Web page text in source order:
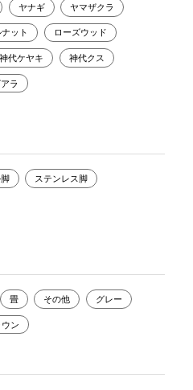
ヤナギ ヤマザクラ
ット ローズウッド
神代ケヤキ 神代クス
ラ
ステンレス脚
畳 その他 グレー
ン